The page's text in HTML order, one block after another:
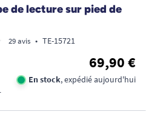
de lecture sur pied de
29 avis • TE-15721
69,90 €
En stock, expédié aujourd'hui